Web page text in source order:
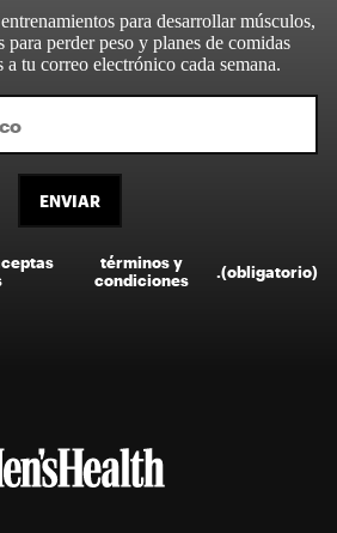
para desarrollar músculos,
para perder peso y planes de comidas
tu correo electrónico cada semana.
ENVIAR
términos y
condiciones
(obligatorio)